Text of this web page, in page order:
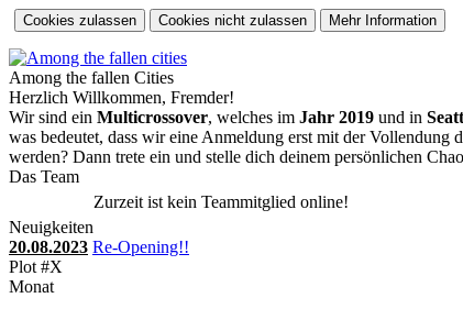
Among the fallen Cities
Herzlich Willkommen, Fremder!
Wir sind ein Multicrossover, welches im Jahr 2019 und in
was bedeutet, dass wir eine Anmeldung erst mit der Vollendung
werden? Dann trete ein und stelle dich deinem persönlichen
Das Team
Zurzeit ist kein Teammitglied online!
Neuigkeiten
20.08.2023 Re-Opening!!
Plot #X
Monat